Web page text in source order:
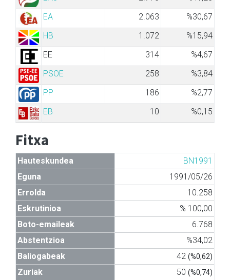
EA
2.063
%30,67
HB
1.072
%15,94
EE
314
%4,67
PSOE
258
%3,84
PP
186
%2,77
EB
10 %0,15
Fitxa
Hauteskundea
BN1991
Eguna
1991/05/26
Errolda
10.258
Eskrutinioa
% 100,00
Boto-emaileak
6.768
Abstentzioa
%34,02
Baliogabeak
42 (%0,62)
Zuriak 50 (%0,74)